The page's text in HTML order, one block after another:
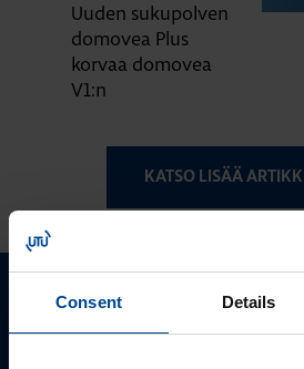
Consent Details
Uuden sukupolven
domovea Plus
korvaa domovea
V1:n
KATSO LISÄÄ
Ota yhteyttä!